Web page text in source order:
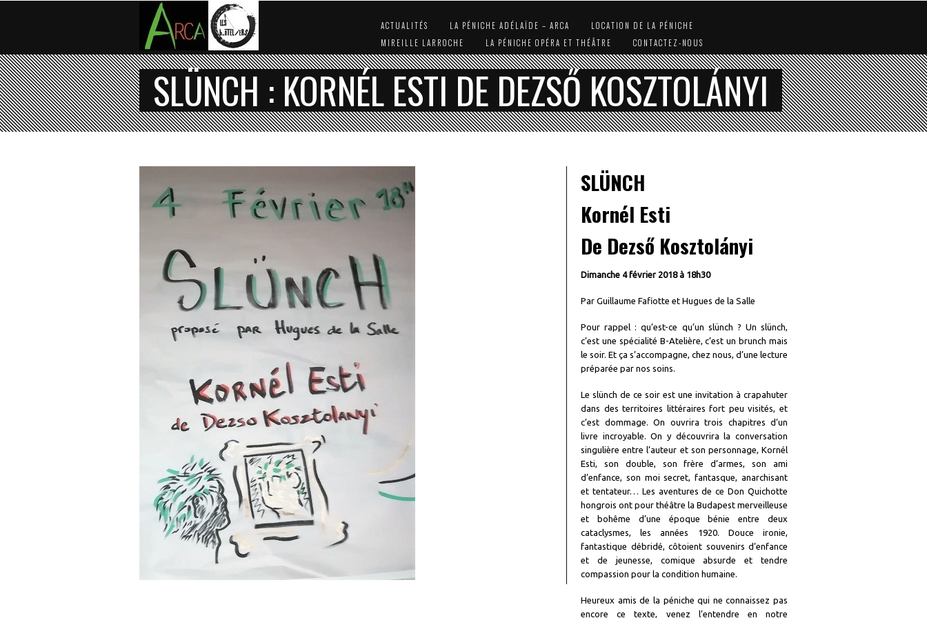
ACTUALITÉS LA PÉNICHE ADÉLAÏDE – ARCA
LOCATION DE LA PÉNICHE
MIREILLE LARROCHE
LA PÉNICHE OPÉRA ET THÉÂTRE CONTACTEZ-NOUS
SLÜNCH : KORNÉL ESTI DE DEZSŐ KOSZTOLÁNYI
SLÜNCH
Kornél Esti
De Dezső Kosztolányi
Dimanche 4 février 2018 à 18h30
Par Guillaume Fafiotte et Hugues de la Salle
Pour rappel : qu’est-ce qu’un slünch ? Un slünch,
c’est une spécialité B-Atelière, c’est un brunch mais
le soir. Et ça s’accompagne, chez nous, d’une lecture
préparée par nos soins.
Le slünch de ce soir est une invitation à crapahuter
dans des territoires littéraires fort peu visités, et
c’est dommage. On ouvrira trois chapitres d’un
livre incroyable. On y découvrira la conversation
singulière entre l’auteur et son personnage, Kornél
Esti, son double, son frère d’armes, son ami
d’enfance, son moi secret, fantasque, anarchisant
et tentateur… Les aventures de ce Don Quichotte
hongrois ont pour théâtre la Budapest merveilleuse
et bohême d’une époque bénie entre deux
cataclysmes, les années 1920. Douce ironie,
fantastique débridé, côtoient souvenirs d’enfance
et de jeunesse, comique absurde et tendre
compassion pour la condition humaine.
Heureux amis de la péniche qui ne connaissez pas
encore ce texte, venez l’entendre en notre